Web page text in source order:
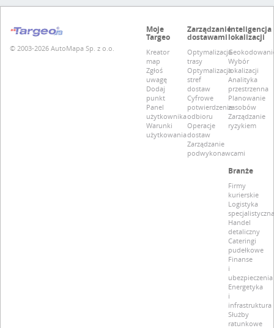
© 2003-2026 AutoMapa Sp. z o.o.
Moje
Targeo
Kreator
map
Zgłoś
uwagę
Dodaj
punkt
Panel
użytkownika
Warunki
użytkowania
Zarządzanie
dostawami
Optymalizacja
trasy
Optymalizacja
stref
dostaw
Cyfrowe
potwierdzenie
odbioru
Operacje
dostaw
Zarządzanie
podwykonawcami
Inteligencja
lokalizacji
Wybór
lokalizacji
Analityka
przestrzenna
Planowanie
zasobów
Zarządzanie
ryzykiem
Branże
Firmy
kurierskie
Logistyka
specjalistyczna
Handel
detaliczny
Cateringi
pudełkowe
Finanse
i
ubezpieczenia
Energetyka
i
infrastruktura
Służby
ratunkowe